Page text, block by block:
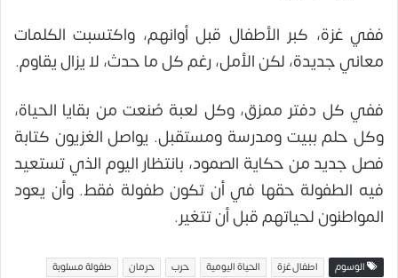
ففي غزة، كبر الأطفال قبل أوانهم، واكتسبت الكلمات
معاني جديدة، لكن الأمل، رغم كل ما حدث، لا يزال يقاوم.
ففي كل دفتر ممزق، وكل لعبة صُنعت من بقايا الحياة،
وكل حلم ببيت ومدرسة ومستقبل. يواصل الغزيون كتابة
فصل جديد من حكاية الصمود، بانتظار اليوم الذي تستعيد
فيه الطفولة حقها في أن تكون طفولة فقط. وأن يعود
المواطنون لحياتهم قبل أن تتغير.
الوسوم اطفال غزة الحياة اليومية حرب حرمان طفولة مسلوبة